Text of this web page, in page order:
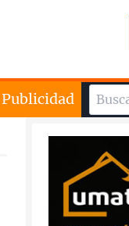
Publicidad Buscar: